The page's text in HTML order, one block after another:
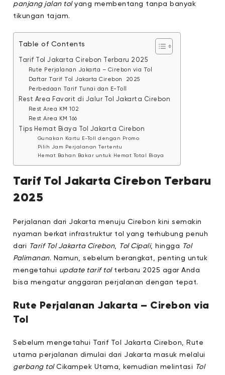
panjang jalan tolyang membentang tanpa banyak
tikungan tajam.
Table of Contents
Tarif Tol Jakarta Cirebon Terbaru 2025
Rute Perjalanan Jakarta – Cirebon via Tol
Daftar Tarif Tol Jakarta Cirebon 2025
Perbedaan Tarif Tunai dan E-Toll
Rest Area Favorit di Jalur Tol Jakarta Cirebon
Rest Area KM 102
Rest Area KM 166
Tips Hemat Biaya Tol Jakarta Cirebon
Gunakan Kartu E-Toll dengan Promo
Pilih Jam Perjalanan Tertentu
Hemat Bahan Bakar untuk Hemat Total Biaya
Tarif Tol Jakarta Cirebon Terbaru
2025
Perjalanan dari Jakarta menuju Cirebon kini semakin
nyaman berkat infrastruktur tol yang terhubung penuh
dari Tarif Tol Jakarta Cirebon, Tol Cipali, hingga Tol
Palimanan. Namun, sebelum berangkat, penting untuk
mengetahui update tarif tolterbaru 2025 agar Anda
bisa mengatur anggaran perjalanan dengan tepat.
Rute Perjalanan Jakarta – Cirebon via
Tol
Sebelum mengetahui Tarif Tol Jakarta Cirebon, Rute
utama perjalanan dimulai dari Jakarta masuk melalui
gerbang tolCikampek Utama, kemudian melintasi Tol